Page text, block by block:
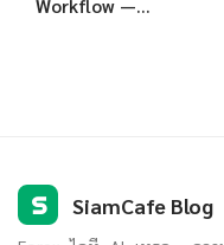
Workflow —...
S SiamCafe Blog